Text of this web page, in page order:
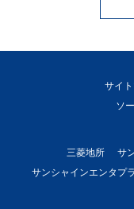
サイ
ソ
三菱地所
サ
サンシャインエンタプ